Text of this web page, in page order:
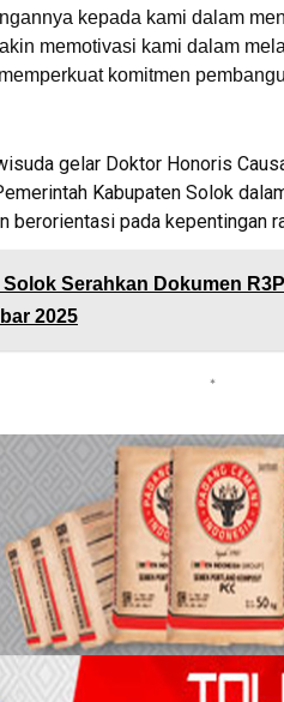
kepada kami dalam
memotivasi kami dalam
komitmen
gelar Doktor Honoris
Kabupaten Solok
berorientasi pada kepentingan
Solok Serahkan Dokumen
2025
*